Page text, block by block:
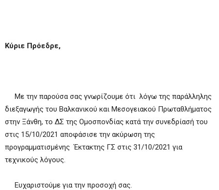
Κύριε Πρόεδρε,
Με την παρούσα σας γνωρίζουμε ότι λόγω της παράλληλης
διεξαγωγής του Βαλκανικού και Μεσογειακού Πρωταθλήματος
στην Ξάνθη, το ΔΣ της Ομοσπονδίας κατά την συνεδρίασή του
στις 15/10/2021 αποφάσισε την ακύρωση της
προγραμματισμένης Έκτακτης ΓΣ στις 31/10/2021 για
τεχνικούς λόγους.
Ευχαριστούμε για την προσοχή σας.